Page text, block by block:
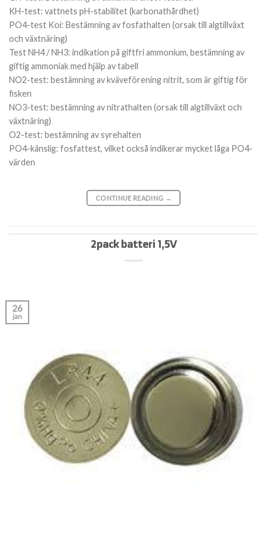
KH-test: vattnets pH-stabilitet (karbonathårdhet)
PO4-test Koi: Bestämning av fosfathalten (orsak till algtillväxt
och växtnäring)
Test NH4 / NH3: indikation på giftfri ammonium, bestämning av
giftig ammoniak med hjälp av tabell
NO2-test: bestämning av kväveförening nitrit, som är giftig för
fisken
NO3-test: bestämning av nitrathalten (orsak till algtillväxt och
växtnäring)
O2-test: bestämning av syrehalten
PO4-känslig: fosfattest, vilket också indikerar mycket låga PO4-
värden
CONTINUE READING →
2pack batteri 1,5V
26
jan